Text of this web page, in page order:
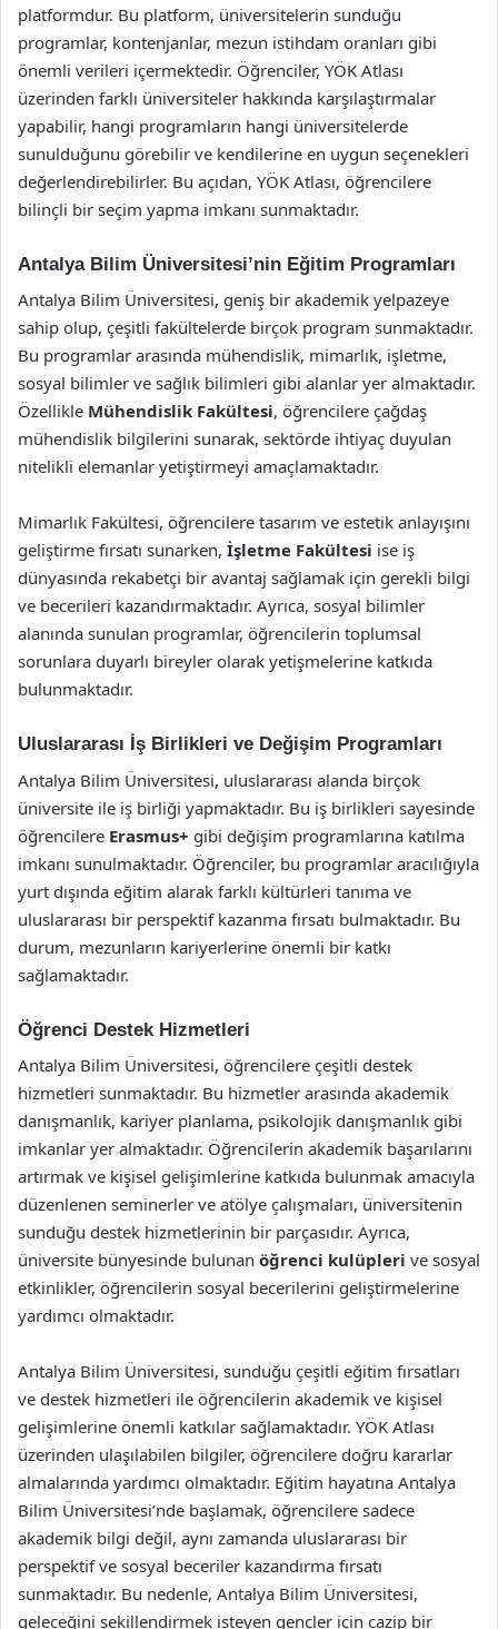
platformdur. Bu platform, üniversitelerin sunduğu
programlar, kontenjanlar, mezun istihdam oranları gibi
önemli verileri içermektedir. Öğrenciler, YÖK Atlası
üzerinden farklı üniversiteler hakkında karşılaştırmalar
yapabilir, hangi programların hangi üniversitelerde
sunulduğunu görebilir ve kendilerine en uygun seçenekleri
değerlendirebilirler. Bu açıdan, YÖK Atlası, öğrencilere
bilinçli bir seçim yapma imkanı sunmaktadır.
Antalya Bilim Üniversitesi’nin Eğitim Programları
Antalya Bilim Üniversitesi, geniş bir akademik yelpazeye
sahip olup, çeşitli fakültelerde birçok program sunmaktadır.
Bu programlar arasında mühendislik, mimarlık, işletme,
sosyal bilimler ve sağlık bilimleri gibi alanlar yer almaktadır.
Özellikle Mühendislik Fakültesi, öğrencilere çağdaş
mühendislik bilgilerini sunarak, sektörde ihtiyaç duyulan
nitelikli elemanlar yetiştirmeyi amaçlamaktadır.
Mimarlık Fakültesi, öğrencilere tasarım ve estetik anlayışını
geliştirme fırsatı sunarken, İşletme Fakültesi ise iş
dünyasında rekabetçi bir avantaj sağlamak için gerekli bilgi
ve becerileri kazandırmaktadır. Ayrıca, sosyal bilimler
alanında sunulan programlar, öğrencilerin toplumsal
sorunlara duyarlı bireyler olarak yetişmelerine katkıda
bulunmaktadır.
Uluslararası İş Birlikleri ve Değişim Programları
Antalya Bilim Üniversitesi, uluslararası alanda birçok
üniversite ile iş birliği yapmaktadır. Bu iş birlikleri sayesinde
öğrencilere Erasmus+ gibi değişim programlarına katılma
imkanı sunulmaktadır. Öğrenciler, bu programlar aracılığıyla
yurt dışında eğitim alarak farklı kültürleri tanıma ve
uluslararası bir perspektif kazanma fırsatı bulmaktadır. Bu
durum, mezunların kariyerlerine önemli bir katkı
sağlamaktadır.
Öğrenci Destek Hizmetleri
Antalya Bilim Üniversitesi, öğrencilere çeşitli destek
hizmetleri sunmaktadır. Bu hizmetler arasında akademik
danışmanlık, kariyer planlama, psikolojik danışmanlık gibi
imkanlar yer almaktadır. Öğrencilerin akademik başarılarını
artırmak ve kişisel gelişimlerine katkıda bulunmak amacıyla
düzenlenen seminerler ve atölye çalışmaları, üniversitenin
sunduğu destek hizmetlerinin bir parçasıdır. Ayrıca,
üniversite bünyesinde bulunan öğrenci kulüpleri ve sosyal
etkinlikler, öğrencilerin sosyal becerilerini geliştirmelerine
yardımcı olmaktadır.
Antalya Bilim Üniversitesi, sunduğu çeşitli eğitim fırsatları
ve destek hizmetleri ile öğrencilerin akademik ve kişisel
gelişimlerine önemli katkılar sağlamaktadır. YÖK Atlası
üzerinden ulaşılabilen bilgiler, öğrencilere doğru kararlar
almalarında yardımcı olmaktadır. Eğitim hayatına Antalya
Bilim Üniversitesi’nde başlamak, öğrencilere sadece
akademik bilgi değil, aynı zamanda uluslararası bir
perspektif ve sosyal beceriler kazandırma fırsatı
sunmaktadır. Bu nedenle, Antalya Bilim Üniversitesi,
geleceğini şekillendirmek isteyen gençler için cazip bir